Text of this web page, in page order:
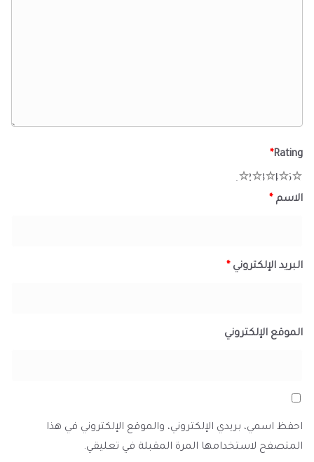
Rating
*
5
4
3
2
الاسم *
البريد الإلكتروني *
الموقع الإلكتروني
احفظ اسمي، بريدي الإلكتروني، والموقع الإلكتروني في هذا
المتصفح لاستخدامها المرة المقبلة في تعليقي.